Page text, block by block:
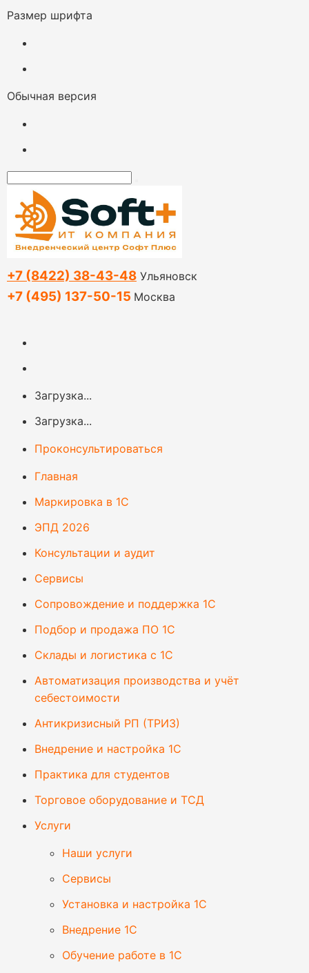
Размер шрифта
Обычная версия
+7 (8422) 38-43-48 Ульяновск
+7 (495) 137-50-15 Москва
Загрузка...
Загрузка...
Проконсультироваться
Главная
Маркировка в 1С
ЭПД 2026
Консультации и аудит
Сервисы
Сопровождение и поддержка 1С
Подбор и продажа ПО 1С
Склады и логистика с 1С
Автоматизация производства и учёт
себестоимости
Антикризисный РП (ТРИЗ)
Внедрение и настройка 1С
Практика для студентов
Торговое оборудование и ТСД
Услуги
Наши услуги
Сервисы
Установка и настройка 1С
Внедрение 1С
Обучение работе в 1С